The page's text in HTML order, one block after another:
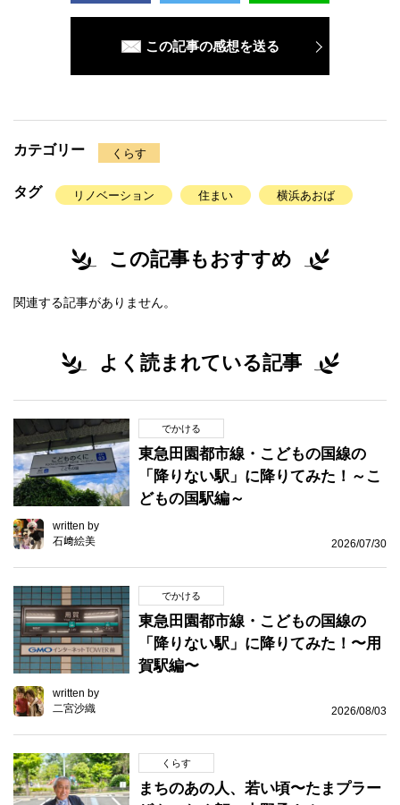
この記事の感想を送る
カテゴリー くらす
タグ リノベーション 住まい 横浜あおば
この記事もおすすめ
関連する記事がありません。
よく読まれている記事
でかける
東急田園都市線・こどもの国線の
「降りない駅」に降りてみた！～こ
どもの国駅編～
written by
石﨑絵美
2026/07/30
でかける
東急田園都市線・こどもの国線の
「降りない駅」に降りてみた！〜用
賀駅編〜
written by
二宮沙織
2026/08/03
くらす
まちのあの人、若い頃〜たまプラー